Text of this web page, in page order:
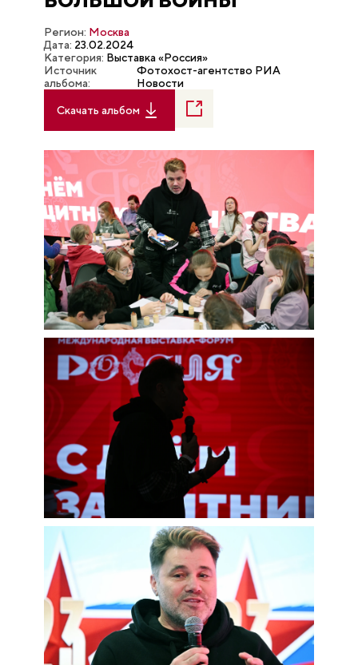
Регион: Москва
Дата: 23.02.2024
Категория: Выставка «Россия»
Источник
альбома:
Фотохост-агентство РИА
Новости
Скачать альбом